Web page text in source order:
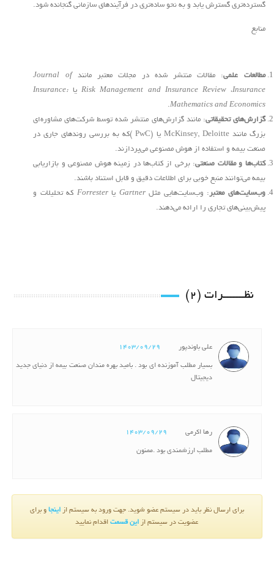
گسترده‌تری گسترش یابد و به نحو ساده‌تری در فرآیندهای سازمانی گنجانده شود.
منابع
مطالعات علمی: مقالات منتشر شده در مجلات معتبر مانندJournal of
Insurance،Risk Management and Insurance Reviewیا Insurance:
Mathematics and Economics
.
گزارش‌های تحقیقاتی: مانند گزارش‌های منتشر شده توسط شرکت‌های مشاوره‌ای
بزرگ مانند McKinsey, Deloitte یا( PwC)که به بررسی روندهای جاری در
صنعت بیمه و استفاده از هوش مصنوعی می‌پردازند.
کتاب‌ها و مقالات صنعتی: برخی از کتاب‌ها در زمینه هوش مصنوعی و بازاریابی
بیمه می‌توانند منبع خوبی برای اطلاعات دقیق و قابل استناد باشند.
وب‌سایت‌های معتبر : وب‌سایت‌هایی مثلGartner یاForrester که تحلیلات و
پیش‌بینی‌های تجاری را ارائه می‌دهند.
نظـــــــرات (2)
علی باوندپور 1403/09/29
بسیار مطلب آموزنده ای بود . بامید بهره مندان صنعت بیمه از دنیای جدید
دیجیتال
رها اکرمی 1403/09/29
مطلب ارزشمندی بود .ممنون
برای ارسال نظر باید در سیستم عضو شوید. جهت ورود به سیستم ازاینجا و برای
عضویت در سیستم از این قسمتاقدام نمایید